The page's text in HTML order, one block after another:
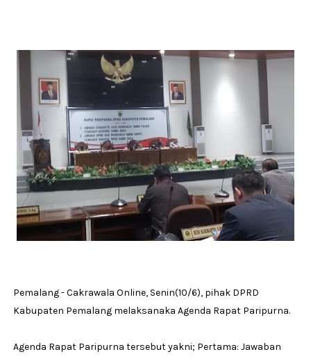
Pemalang - Cakrawala Online, Senin(10/6), pihak DPRD
Kabupaten Pemalang melaksanaka Agenda Rapat Paripurna.
Agenda Rapat Paripurna tersebut yakni; Pertama: Jawaban